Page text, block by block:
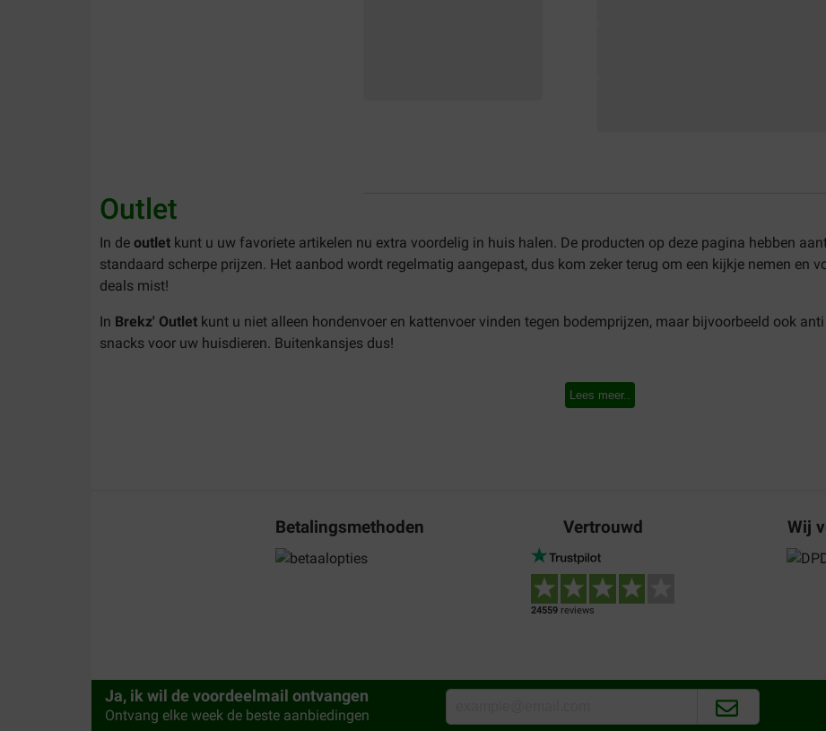
Outlet
In de outlet kunt u uw favoriete artikelen nu extra voordelig in huis halen. De producten op deze pagina hebben
standaard scherpe prijzen. Het aanbod wordt regelmatig aangepast, dus kom zeker terug om een kijkje nemen en
deals mist!
In Brekz' Outlet kunt u niet alleen hondenvoer en kattenvoer vinden tegen bodemprijzen, maar bijvoorbeeld ook
snacks voor uw huisdieren. Buitenkansjes dus!
Lees meer..
Betalingsmethoden Vertrouwd
24559 reviews
Wij
Ja, ik wil de voordeelmail ontvangen
Ontvang elke week de beste aanbiedingen